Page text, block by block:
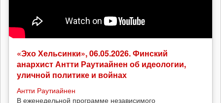
«Эхо Хельсинки», 06.05.2026. Финский
анархист Антти Раутиайнен об идеологии,
уличной политике и войнах
Антти Раутиайнен
В еженедельной программе независимого